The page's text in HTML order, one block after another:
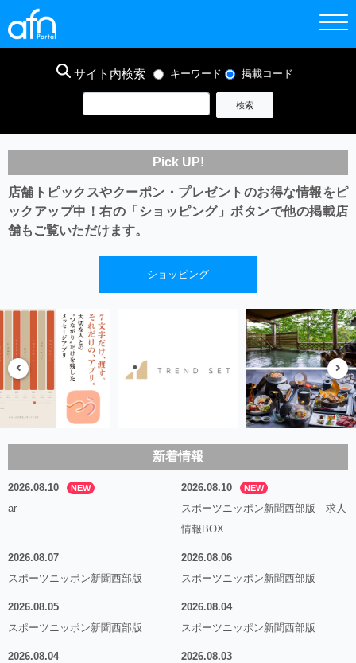
サイト内検索 キーワード 掲載コード
Pick UP!
店舗トピックスやクーポン・プレゼントのお得な情報をピ
ックアップ中！右の「ショッピング」ボタンで他の掲載店
舗もご覧いただけます。
ショッピング
新着情報
2026.08.10 NEW
ar
2026.08.10 NEW
スポーツニッポン新聞西部版 求人
情報BOX
2026.08.07
スポーツニッポン新聞西部版
2026.08.06
スポーツニッポン新聞西部版
2026.08.05
スポーツニッポン新聞西部版
2026.08.04
スポーツニッポン新聞西部版
2026.08.04
2026.08.03